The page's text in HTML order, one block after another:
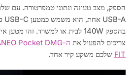
צריכים להפעיל את ה-AYANEO Pocket DMG
FIT שלכם משקע קיר אחד.